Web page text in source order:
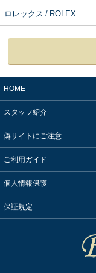
ロレックス / ROLEX
HOME
スタッフ紹介
偽サイトにご注意
ご利用ガイド
個人情報保護
保証規定